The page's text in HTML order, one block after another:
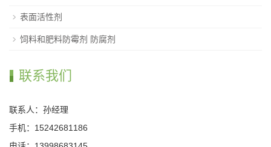
表面活性剂
饲料和肥料防霉剂 防腐剂
联系我们
联系人：孙经理
手机：15242681186